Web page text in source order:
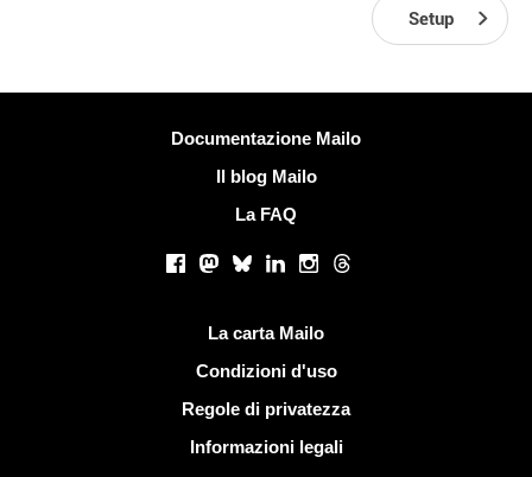
Setup
Documentazione Mailo
Il blog Mailo
La FAQ
Facebook
Mastodon
BlueskyLinkedInInstagram
Threads
La carta Mailo
Condizioni d'uso
Regole di privatezza
Informazioni legali